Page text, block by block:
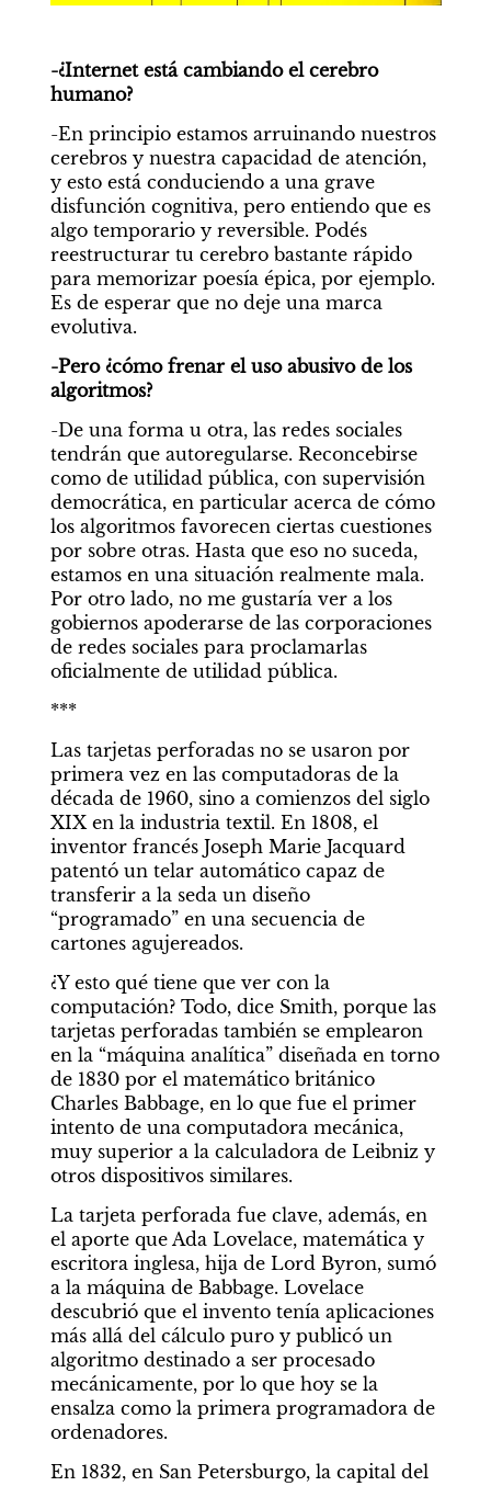
Quiero hablar con un
humano
Por Alejando Caravario
Por Leticia Frenkel
Hoy es así, así es hoy
Miradas
MIRADAS
#Wenders
Por Patricio Pron
-¿Internet está cambiando el cerebro
humano?
-En principio estamos arruinando nuestros
cerebros y nuestra capacidad de atención,
y esto está conduciendo a una grave
disfunción cognitiva, pero entiendo que es
algo temporario y reversible. Podés
reestructurar tu cerebro bastante rápido
para memorizar poesía épica, por ejemplo.
Es de esperar que no deje una marca
evolutiva.
-Pero ¿cómo frenar el uso abusivo de los
algoritmos?
-De una forma u otra, las redes sociales
tendrán que autoregularse. Reconcebirse
como de utilidad pública, con supervisión
democrática, en particular acerca de cómo
los algoritmos favorecen ciertas cuestiones
por sobre otras. Hasta que eso no suceda,
estamos en una situación realmente mala.
Por otro lado, no me gustaría ver a los
gobiernos apoderarse de las corporaciones
de redes sociales para proclamarlas
oficialmente de utilidad pública.
***
Las tarjetas perforadas no se usaron por
primera vez en las computadoras de la
década de 1960, sino a comienzos del siglo
XIX en la industria textil. En 1808, el
inventor francés Joseph Marie Jacquard
patentó un telar automático capaz de
transferir a la seda un diseño
“programado” en una secuencia de
cartones agujereados.
¿Y esto qué tiene que ver con la
computación? Todo, dice Smith, porque las
tarjetas perforadas también se emplearon
en la “máquina analítica” diseñada en torno
de 1830 por el matemático británico
Charles Babbage, en lo que fue el primer
intento de una computadora mecánica,
muy superior a la calculadora de Leibniz y
otros dispositivos similares.
La tarjeta perforada fue clave, además, en
el aporte que Ada Lovelace, matemática y
escritora inglesa, hija de Lord Byron, sumó
a la máquina de Babbage. Lovelace
descubrió que el invento tenía aplicaciones
más allá del cálculo puro y publicó un
algoritmo destinado a ser procesado
mecánicamente, por lo que hoy se la
ensalza como la primera programadora de
ordenadores.
En 1832, en San Petersburgo, la capital del